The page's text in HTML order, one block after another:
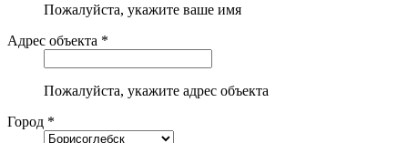
Пожалуйста, укажите ваше имя
Адрес объекта *
Пожалуйста, укажите адрес объекта
Город *